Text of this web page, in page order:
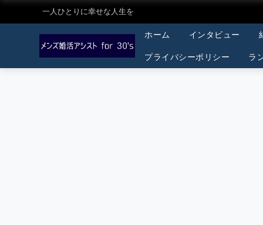
一人ひとりに幸せな人生を
ホーム インタビュー
プライバシーポリシー ラ